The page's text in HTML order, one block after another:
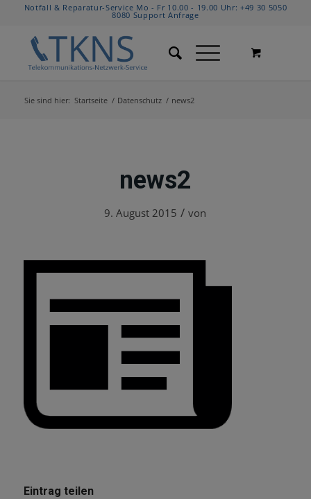
Notfall & Reparatur-Service Mo - Fr 10.00 - 19.00 Uhr:+49 30 5050
8080 Support Anfrage
Sie sind hier: Startseite / Datenschutz / news2
news2
9. August 2015 / von
Eintrag teilen